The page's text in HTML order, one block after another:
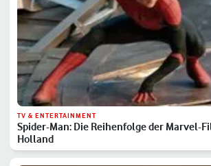
TV & ENTERTAINMENT
Spider-Man: Die Reihenfolge der Marvel-
Holland